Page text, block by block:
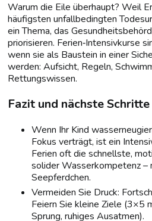
Warum die Eile überhaupt? Weil
häufigsten unfallbedingten
ein Thema, das
priorisieren. Ferien‑Intensivkurse
wenn sie als Baustein in einer
werden: Aufsicht, Regeln,
Rettungswissen.
Fazit und nächste
Wenn Ihr Kind
Fokus verträgt, ist ein
Ferien oft die schnellste,
solider Wasserkompetenz –
Seepferdchen.
Vermeiden Sie Druck:
Feiern Sie kleine Ziele (3×5
Sprung, ruhiges Ausatmen).